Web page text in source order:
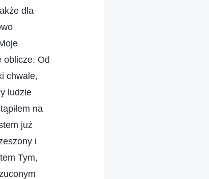
dla
oblicze. Od
chwale,
ludzie
na
już
i
Tym,